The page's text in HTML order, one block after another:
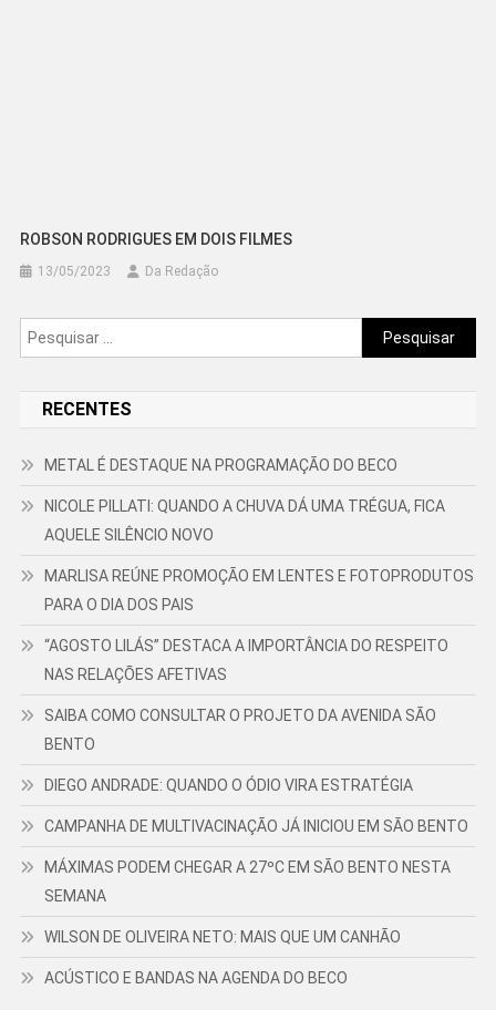
ROBSON RODRIGUES EM DOIS FILMES
13/05/2023 Da Redação
Pesquisar
por:
RECENTES
METAL É DESTAQUE NA PROGRAMAÇÃO DO BECO
NICOLE PILLATI: QUANDO A CHUVA DÁ UMA TRÉGUA, FICA
AQUELE SILÊNCIO NOVO
MARLISA REÚNE PROMOÇÃO EM LENTES E FOTOPRODUTOS
PARA O DIA DOS PAIS
“AGOSTO LILÁS” DESTACA A IMPORTÂNCIA DO RESPEITO
NAS RELAÇÕES AFETIVAS
SAIBA COMO CONSULTAR O PROJETO DA AVENIDA SÃO
BENTO
DIEGO ANDRADE: QUANDO O ÓDIO VIRA ESTRATÉGIA
CAMPANHA DE MULTIVACINAÇÃO JÁ INICIOU EM SÃO BENTO
MÁXIMAS PODEM CHEGAR A 27ºC EM SÃO BENTO NESTA
SEMANA
WILSON DE OLIVEIRA NETO: MAIS QUE UM CANHÃO
ACÚSTICO E BANDAS NA AGENDA DO BECO